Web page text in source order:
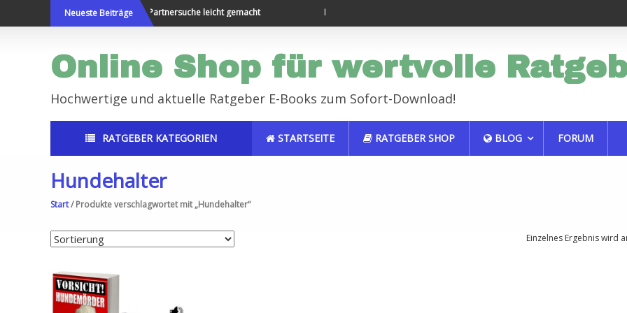
zum
Neueste Beiträge
und Neues erleben Partnersuche leicht gemacht Endlich erfolgreich im Job
Online Shop für wertvolle
Hochwertige und aktuelle Ratgeber E-Books zum Sofort-Download!
RATGEBER KATEGORIEN STARTSEITE RATGEBER SHOP BLOG FORUM
Hundehalter
Start/ Produkte verschlagwortet mit „Hundehalter“
Einzelnes Ergebnis wird